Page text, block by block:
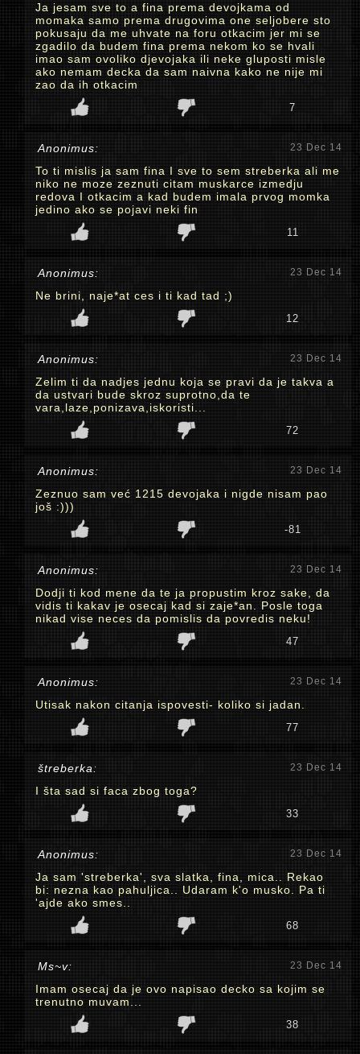
Ja jesam sve to a fina prema devojkama od
momaka samo prema drugovima one seljobere sto
pokusaju da me uhvate na foru otkacim jer mi se
zgadilo da budem fina prema nekom ko se hvali
imao sam ovoliko djevojaka ili neke gluposti misle
ako nemam decka da sam naivna kako ne nije mi
zao da ih otkacim
7
Anonimus: 23 Dec 14
To ti mislis ja sam fina I sve to sem streberka ali me
niko ne moze zeznuti citam muskarce izmedju
redova I otkacim a kad budem imala prvog momka
jedino ako se pojavi neki fin
11
Anonimus: 23 Dec 14
Ne brini, naje*at ces i ti kad tad ;)
12
Anonimus: 23 Dec 14
Zelim ti da nadjes jednu koja se pravi da je takva a
da ustvari bude skroz suprotno,da te
vara,laze,ponizava,iskoristi...
72
Anonimus: 23 Dec 14
Zeznuo sam već 1215 devojaka i nigde nisam pao
još :)))
-81
Anonimus: 23 Dec 14
Dodji ti kod mene da te ja propustim kroz sake, da
vidis ti kakav je osecaj kad si zaje*an. Posle toga
nikad vise neces da pomislis da povredis neku!
47
Anonimus: 23 Dec 14
Utisak nakon citanja ispovesti- koliko si jadan.
77
štreberka: 23 Dec 14
I šta sad si faca zbog toga?
33
Anonimus: 23 Dec 14
Ja sam 'streberka', sva slatka, fina, mica.. Rekao
bi: nezna kao pahuljica.. Udaram k'o musko. Pa ti
'ajde ako smes..
68
Ms~v: 23 Dec 14
Imam osecaj da je ovo napisao decko sa kojim se
trenutno muvam...
38